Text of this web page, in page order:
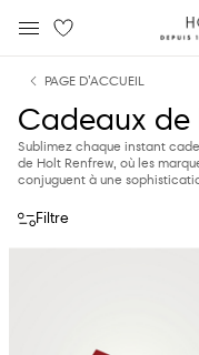
Holt
PAGE D’ACCUEIL
Cadeaux de
Sublimez chaque instant
de Holt Renfrew, où les
conjuguent à une
Filtre